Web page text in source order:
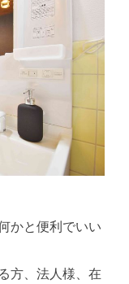
かと便利でいい
方、法人様、在